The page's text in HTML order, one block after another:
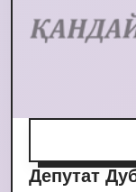
Депутат